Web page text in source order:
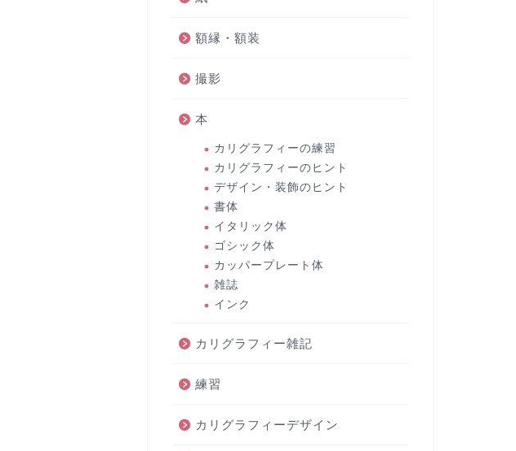
額縁・額装
撮影
本
カリグラフィーの練習
カリグラフィーのヒント
デザイン・装飾のヒント
書体
イタリック体
ゴシック体
カッパープレート体
雑誌
インク
カリグラフィー雑記
練習
カリグラフィーデザイン